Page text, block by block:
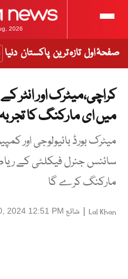
2026
صفحۂ اول تازہ ترین پاکستان دنیا
میں ای مارکنگ کا
میٹرک بورڈ بائیولوجی اور
سائنس جنرل فیکلٹی کے
مارکنگ کرے گا
Lal Khan
| شائع 2024 12:51 PM